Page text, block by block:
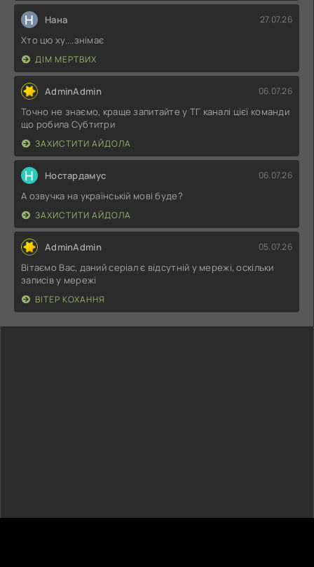
Н Нана 27.07.26
Хто цю ху....знімає
ДІМ МЕРТВИХ
AdminAdmin 06.07.26
Точно не знаємо, краще запитайте у ТГ каналі цієї команди
що робила Субтитри
ЗАХИСТИТИ АЙДОЛА
Н Ностардамус 06.07.26
А озвучка на українській мові буде?
ЗАХИСТИТИ АЙДОЛА
AdminAdmin 05.07.26
Вітаємо Вас, даний серіал є відсутній у мережі, оскільки
записів у мережі
ВІТЕР КОХАННЯ